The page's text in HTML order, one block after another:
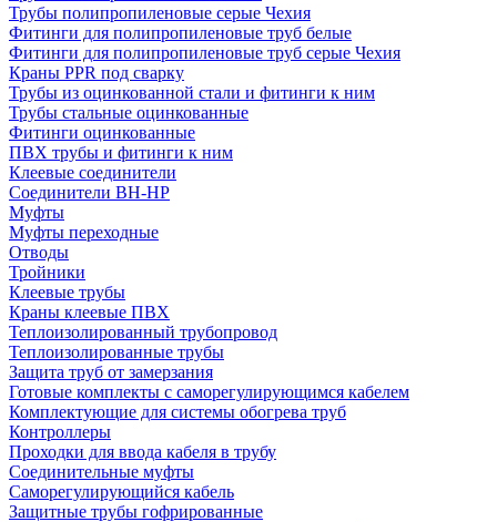
Трубы полипропиленовые серые Чехия
Фитинги для полипропиленовые труб белые
Фитинги для полипропиленовые труб серые Чехия
Краны PPR под сварку
Трубы из оцинкованной стали и фитинги к ним
Трубы стальные оцинкованные
Фитинги оцинкованные
ПВХ трубы и фитинги к ним
Клеевые соединители
Соединители ВН-НР
Муфты
Муфты переходные
Отводы
Тройники
Клеевые трубы
Краны клеевые ПВХ
Теплоизолированный трубопровод
Теплоизолированные трубы
Защита труб от замерзания
Готовые комплекты с саморегулирующимся кабелем
Комплектующие для системы обогрева труб
Контроллеры
Проходки для ввода кабеля в трубу
Соединительные муфты
Саморегулирующийся кабель
Защитные трубы гофрированные